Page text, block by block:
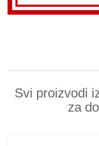
Svi proizvodi
za